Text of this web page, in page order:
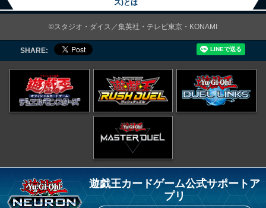
ス)とは
©スタジオ・ダイス／集英社・テレビ東京・KONAMI
SHARE:
遊戯王カードゲーム公式サポートア
プリ